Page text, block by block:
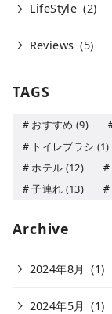
LifeStyle (2)
Reviews (5)
TAGS
おすすめ (9)
トイレブラシ (1)
ホテル (12)
子連れ (13)
Archive
2024年8月 (1)
2024年5月 (1)